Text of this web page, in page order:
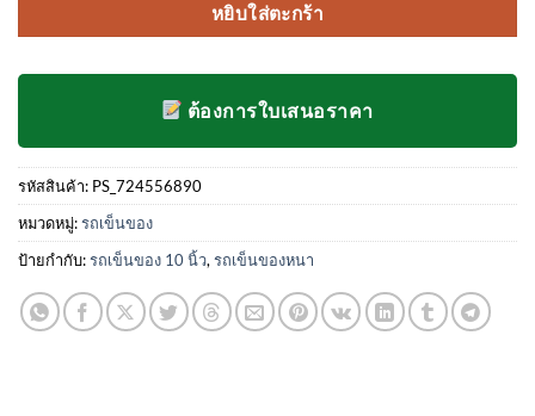
หยิบใส่ตะกร้า
ต้องการใบเสนอราคา
รหัสสินค้า: PS_724556890
หมวดหมู่:รถเข็นของ
ป้ายกำกับ:รถเข็นของ 10 นิ้ว, รถเข็นของหนา